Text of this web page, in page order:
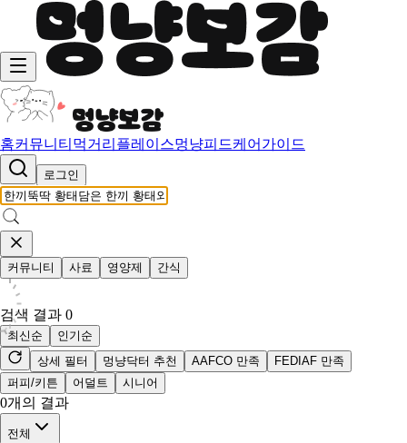
홈커뮤니티 먹거리 플레이스멍냥피드케어가이드
로그인
커뮤니티 사료 영양제 간식
검색 결과 0
최신순
인기순
상세 필터
멍냥닥터 추천 AAFCO 만족
FEDIAF 만족
퍼피/키튼
어덜트 시니어
0개의 결과
전체